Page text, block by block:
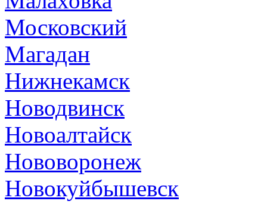
Московский
Магадан
Нижнекамск
Новодвинск
Новоалтайск
Нововоронеж
Новокуйбышевск